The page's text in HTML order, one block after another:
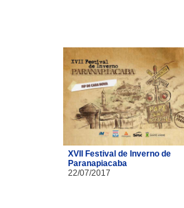
XVII Festival de Inverno de
Paranapiacaba
22/07/2017